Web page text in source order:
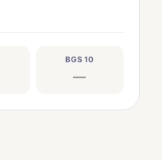
BGS 10
—